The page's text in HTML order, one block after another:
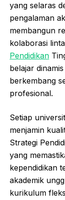
yang selaras
pengalaman
membangun
kolaborasi
Pendidikan
belajar
berkembang
profesional.
Setiap
menjamin
Strategi
yang
kependidikan
akademik
kurikulum